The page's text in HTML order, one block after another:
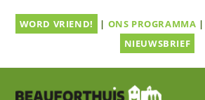
naarWORD VRIEND! | ONS PROGRAMMA
NIEUWSBRIEF